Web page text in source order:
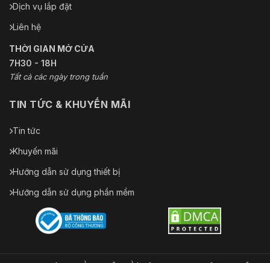
Dịch vụ lắp đặt
Liên hệ
THỜI GIAN MỞ CỬA
7H30 - 18H
Tất cả các ngày trong tuần
TIN TỨC & KHUYẾN MÃI
Tin tức
Khuyến mãi
Hướng dẫn sử dụng thiết bị
Hướng dẫn sử dụng phần mềm